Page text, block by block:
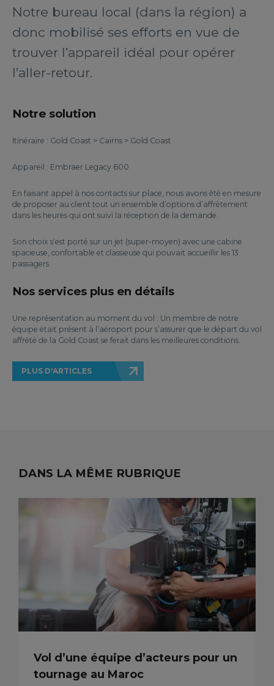
Notre bureau local (dans la région) a
donc mobilisé ses efforts en vue de
trouver l’appareil idéal pour opérer
l’aller-retour.
Notre solution
Itinéraire : Gold Coast > Cairns > Gold Coast
Appareil : Embraer Legacy 600
En faisant appel à nos contacts sur place, nous avons été en mesure
de proposer au client tout un ensemble d’options d’affrètement
dans les heures qui ont suivi la réception de la demande.
Son choix s’est porté sur un jet (super-moyen) avec une cabine
spacieuse, confortable et classieuse qui pouvait accueillir les 13
passagers
Nos services plus en détails
Une représentation au moment du vol : Un membre de notre
équipe était présent à l’aéroport pour s’assurer que le départ du vol
affrété de la Gold Coast se ferait dans les meilleures conditions.
PLUS D'ARTICLES
DANS LA MÊME RUBRIQUE
Vol d’une équipe d’acteurs pour un
tournage au Maroc